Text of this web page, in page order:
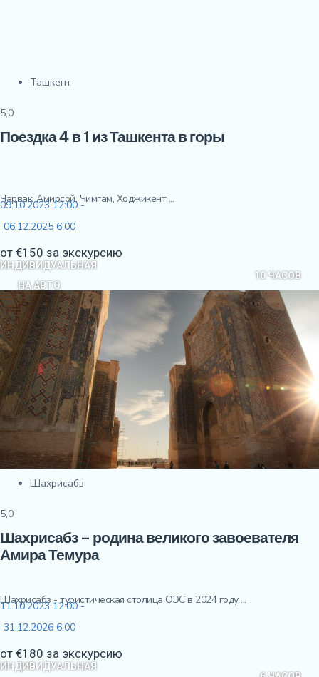
Ташкент
5,0
Поездка 4 в 1 из Ташкента в горы
Чарвак, Амирсой, Чимгам, Ходжикент ...
09.10.2023 12:00 -
06.12.2025 6:00
от €150 за экскурсию
ИНДИВИДУАЛЬНАЯ
10 ЧАСОВ
НА АВТО
Шахрисабз
5,0
Шахрисабз – родина великого завоевателя
Амира Темура
Шахрисабз - туристическая столица ОЭС в 2024 году ...
11.10.2023 12:00 -
31.12.2026 6:00
от €180 за экскурсию
ИНДИВИДУАЛЬНАЯ